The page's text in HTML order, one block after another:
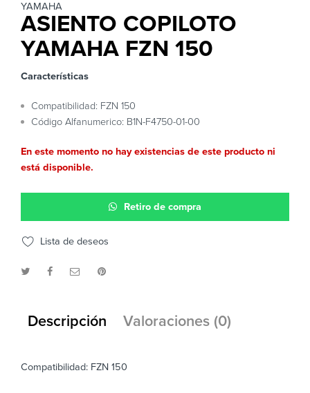
YAMAHA
ASIENTO COPILOTO
YAMAHA FZN 150
Características
Compatibilidad: FZN 150
Código Alfanumerico: B1N-F4750-01-00
En este momento no hay existencias de este producto ni
está disponible.
Retiro de compra
Lista de deseos
Descripción Valoraciones (0)
Compatibilidad: FZN 150